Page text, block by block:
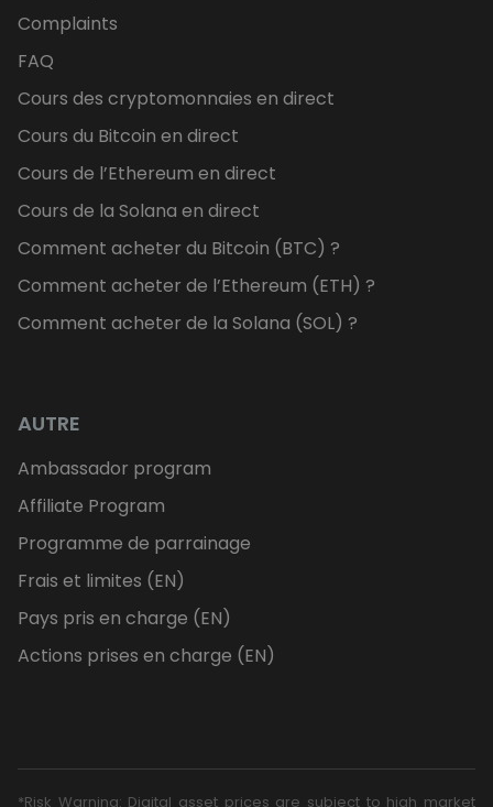
Complaints
FAQ
Cours des cryptomonnaies en direct
Cours du Bitcoin en direct
Cours de l’Ethereum en direct
Cours de la Solana en direct
Comment acheter du Bitcoin (BTC) ?
Comment acheter de l’Ethereum (ETH) ?
Comment acheter de la Solana (SOL) ?
AUTRE
Ambassador program
Affiliate Program
Programme de parrainage
Frais et limites (EN)
Pays pris en charge (EN)
Actions prises en charge (EN)
*Risk Warning: Digital asset prices are subject to high market